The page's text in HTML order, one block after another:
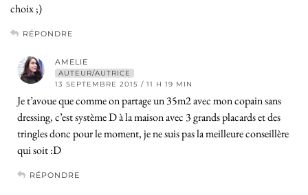
choix ;)
RÉPONDRE
AMELIE
AUTEUR/AUTRICE
13 SEPTEMBRE 2015 / 11 H 19 MIN
Je t’avoue que comme on partage un 35m2 avec mon copain sans
dressing, c’est système D à la maison avec 3 grands placards et des
tringles donc pour le moment, je ne suis pas la meilleure conseillère
qui soit :D
RÉPONDRE